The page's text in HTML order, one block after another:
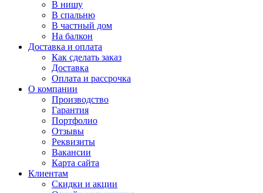
В нишу
В спальню
В частный дом
На балкон
Доставка и оплата
Как сделать заказ
Доставка
Оплата и рассрочка
О компании
Производство
Гарантия
Портфолио
Отзывы
Реквизиты
Вакансии
Карта сайта
Клиентам
Скидки и акции